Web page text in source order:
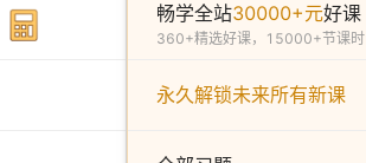
畅学全站30000+元好课
360+精选好课，15000+节课时
永久解锁未来所有新课